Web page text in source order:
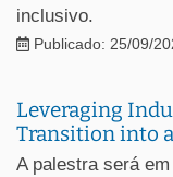
inclusivo.
Publicado: 25/09/
Leveraging
Transition into
A palestra será